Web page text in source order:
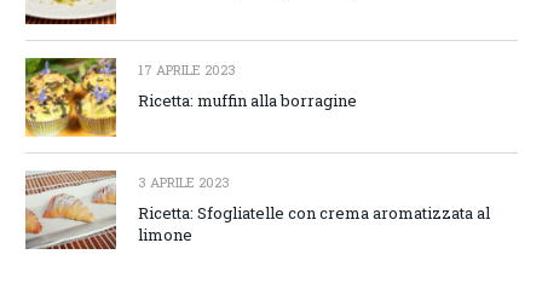
17 APRILE 2023
Ricetta: muffin alla borragine
3 APRILE 2023
Ricetta: Sfogliatelle con crema aromatizzata al
limone